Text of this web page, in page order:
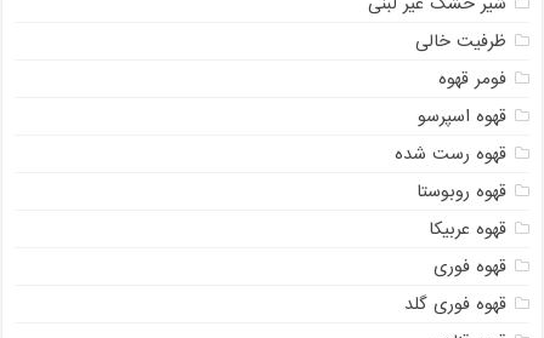
ظرفیت خالی
فومر قهوه
قهوه اسپرسو
قهوه رست شده
قهوه روبوستا
قهوه عربیکا
قهوه فوری
قهوه فوری گلد